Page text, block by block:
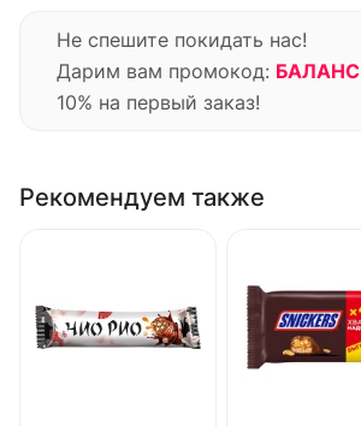
Не спешите покидать нас!
Дарим вам промокод: БАЛАНС
10% на первый заказ!
Рекомендуем также